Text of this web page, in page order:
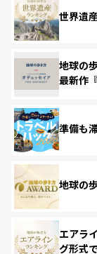
世界遺
地球の
最新作
準備も
地球の
エアラ
グ形式